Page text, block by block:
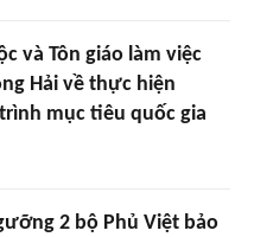
và Tôn giáo làm việc
Hải về thực hiện
mục tiêu quốc gia
2 bộ Phủ Việt bảo